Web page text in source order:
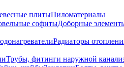
плитыПиломатериалы
софитыДоборные
Радиаторы
Трубы, фитинги наружной